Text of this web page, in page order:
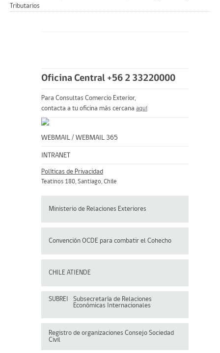
Tributarios
Oficina Central +56 2 33220000
Para Consultas Comercio Exterior,
contacta a tu oficina más cercana aquí
WEBMAIL / WEBMAIL 365
INTRANET
Políticas de Privacidad
Teatinos 180, Santiago, Chile
Ministerio de Relaciones Exteriores
Convención OCDE para combatir el Cohecho
CHILE ATIENDE
SUBREI
Subsecretaría de Relaciones
Económicas Internacionales
Registro de organizaciones Consejo Sociedad
Civil